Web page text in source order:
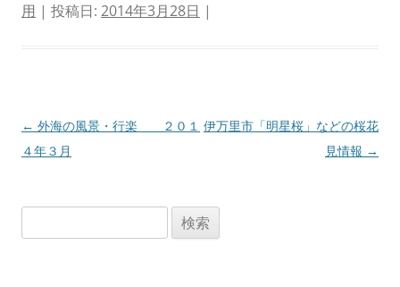
用 | 投稿日: 2014年3月28日 |
投
稿
← 外海の風景・行楽 ２０１
４年３月
伊万里市「明星桜」などの桜花
見情報 →
索: